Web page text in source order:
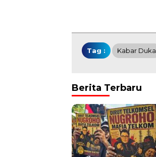
Tag : Kabar Duka
Berita Terbaru